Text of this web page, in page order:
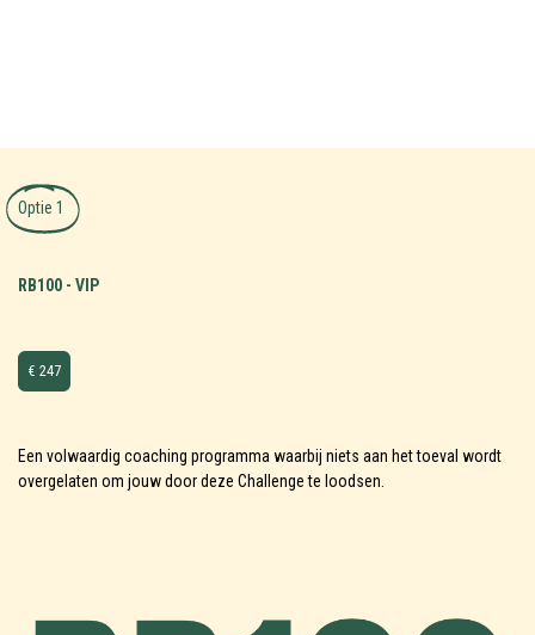
Optie 1
RB100 - VIP
€ 247
Een volwaardig coaching programma waarbij niets aan het toeval wordt
overgelaten om jouw door deze Challenge te loodsen.